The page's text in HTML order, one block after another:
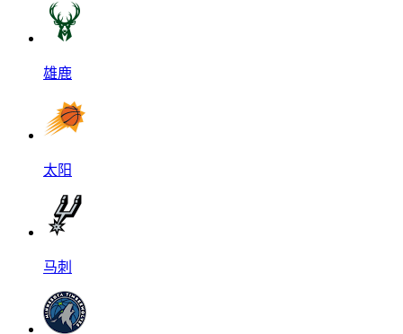
雄鹿
太阳
马刺